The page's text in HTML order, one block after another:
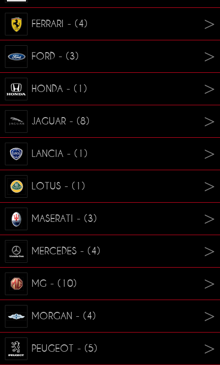
FERRARI - (4)
FORD - (3)
HONDA - (1)
JAGUAR - (8)
LANCIA - (1)
LOTUS - (1)
MASERATI - (3)
MERCEDES - (4)
MG - (10)
MORGAN - (4)
PEUGEOT - (5)